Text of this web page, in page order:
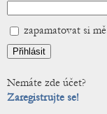
zapamatovat si mě
Nemáte zde účet?
Zaregistrujte se!